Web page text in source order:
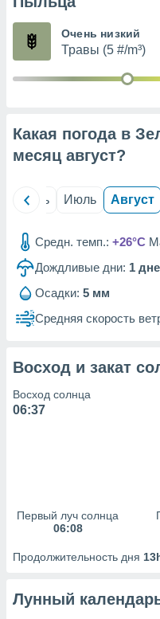
из
рекламы
сведения
Очень низкий
Травы (5 #/m³)
Какая погода в
месяц август?
Июнь Июль Август
Средн. темп.: +26°C
Дождливые дни: 1
Осадки: 5 мм
Средняя скорость
Восход и закат
Восход солнца
06:37
Первый луч солнца
06:08
Продолжительность дня
Лунный